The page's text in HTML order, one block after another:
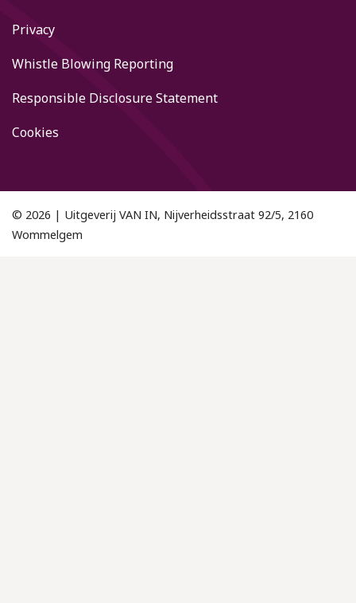
Privacy
Whistle Blowing Reporting
Responsible Disclosure Statement
Cookies
© 2026 | Uitgeverij VAN IN, Nijverheidsstraat 92/5, 2160
Wommelgem